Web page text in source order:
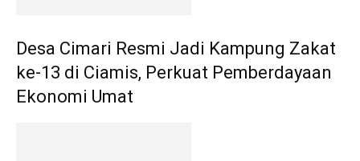
Desa Cimari Resmi Jadi Kampung Zakat
ke-13 di Ciamis, Perkuat Pemberdayaan
Ekonomi Umat